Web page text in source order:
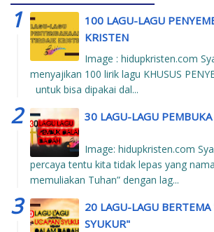
100 LAGU-LAGU
KRISTEN
Image : hidupkristen.com
menyajikan 100 lirik lagu KHUSUS
untuk bisa dipakai dal...
30 LAGU-LAGU
Image: hidupkristen.com
percaya tentu kita tidak lepas yang
memuliakan Tuhan” dengan lag...
20 LAGU-LAGU BERTEMA
SYUKUR"